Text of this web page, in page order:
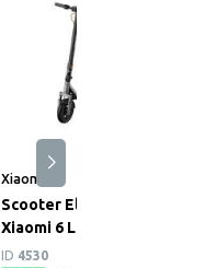
Xiaomi®
Scooter Eléctrico
Xiaomi 6 Lite GL
ID 4530